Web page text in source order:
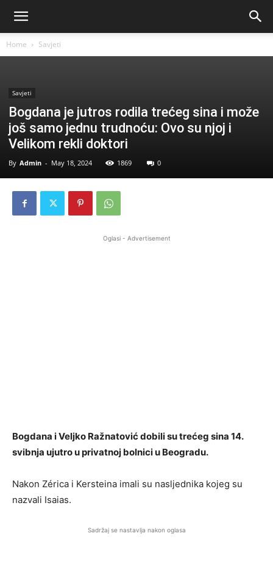
Home Savjeti
Savjeti
Bogdana je jutros rodila trećeg sina i može
još samo jednu trudnoću: Ovo su njoj i
Velikom rekli doktori
By Admin - May 18, 2024 1869 0
Oglasi - Advertisement
Bogdana i Veljko Ražnatović dobili su trećeg sina 14.
svibnja ujutro u privatnoj bolnici u Beogradu.
Nakon Zérica i Kersteina imali su nasljednika kojeg su
nazvali Isaias.
Sadržaj se nastavlja nakon oglasa